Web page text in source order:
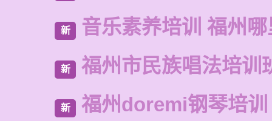
新 音乐素养培训 福州
新 福州市民族唱法培训
新 福州doremi钢琴培训